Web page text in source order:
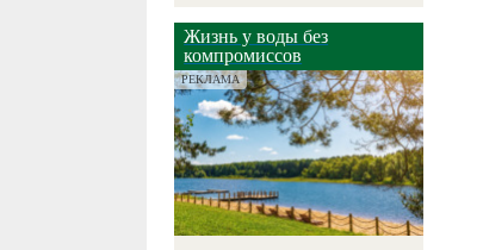
Жизнь у воды без
компромиссов
РЕКЛАМА